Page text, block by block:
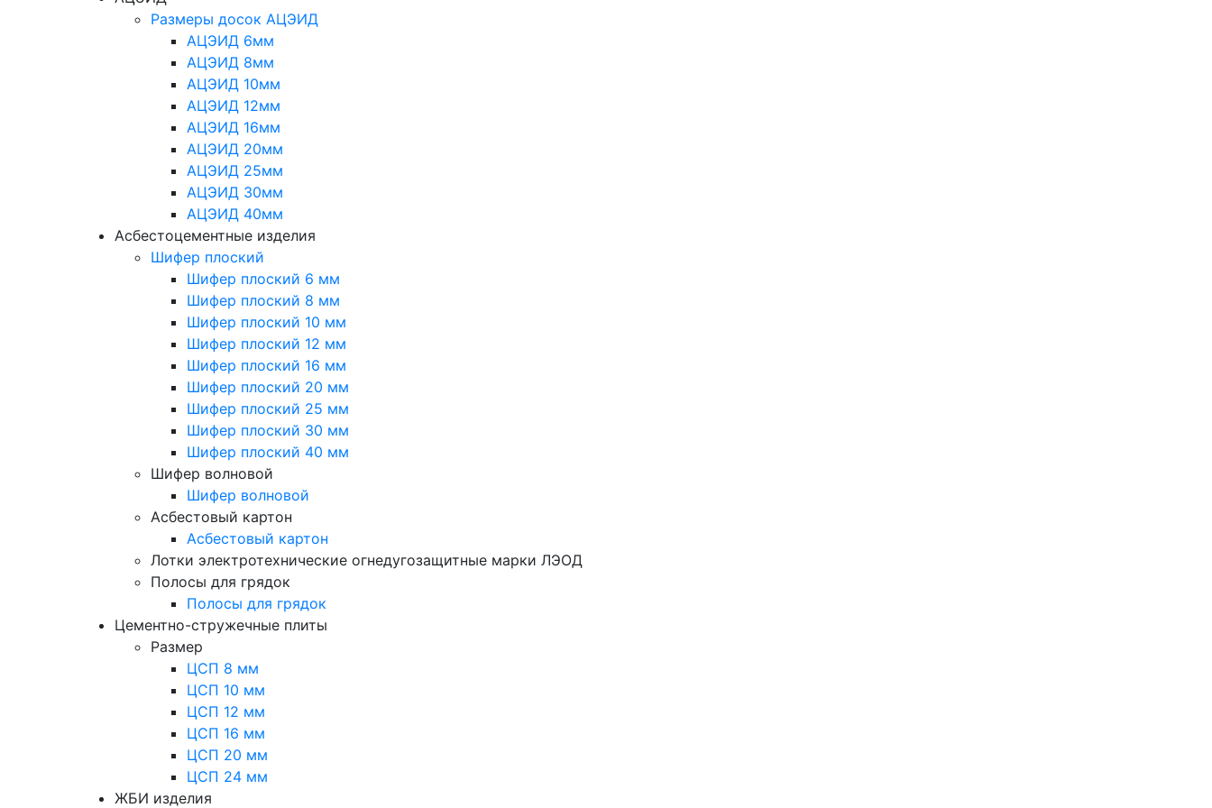
Размеры досок АЦЭИД
АЦЭИД 6мм
АЦЭИД 8мм
АЦЭИД 10мм
АЦЭИД 12мм
АЦЭИД 16мм
АЦЭИД 20мм
АЦЭИД 25мм
АЦЭИД 30мм
АЦЭИД 40мм
Асбестоцементные изделия
Шифер плоский
Шифер плоский 6 мм
Шифер плоский 8 мм
Шифер плоский 10 мм
Шифер плоский 12 мм
Шифер плоский 16 мм
Шифер плоский 20 мм
Шифер плоский 25 мм
Шифер плоский 30 мм
Шифер плоский 40 мм
Шифер волновой
Шифер волновой
Асбестовый картон
Асбестовый картон
Лотки электротехнические огнедугозащитные марки ЛЭОД
Полосы для грядок
Полосы для грядок
Цементно-стружечные плиты
Размер
ЦСП 8 мм
ЦСП 10 мм
ЦСП 12 мм
ЦСП 16 мм
ЦСП 20 мм
ЦСП 24 мм
ЖБИ изделия